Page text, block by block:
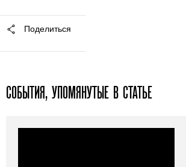
Поделиться
СОБЫТИЯ, УПОМЯНУТЫЕ В СТАТЬЕ